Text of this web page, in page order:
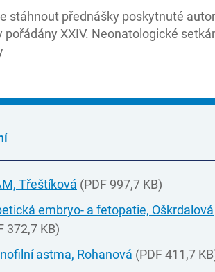
stáhnout přednášky poskytnuté
pořádány XXIV. Neonatologické
Třeštíková (PDF 997,7 KB)
embryo- a fetopatie, Oškrdalová
372,7 KB)
astma, Rohanová (PDF 411,7